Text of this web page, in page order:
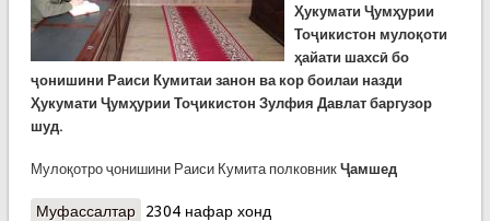
Ҳукумати Ҷумҳурии
Тоҷикистон мулоқоти
ҳайати шахсӣ бо
ҷонишини Раиси Кумитаи занон ва кор боилаи назди
Ҳукумати Ҷумҳурии Тоҷикистон Зулфия Давлат баргузор
шуд.
Мулоқотро ҷонишини Раиси Кумита полковник Ҷамшед
Муфассалтаро Мулоқот бо муовини Раиси Кумитаи занон ва
2304 нафар хонд